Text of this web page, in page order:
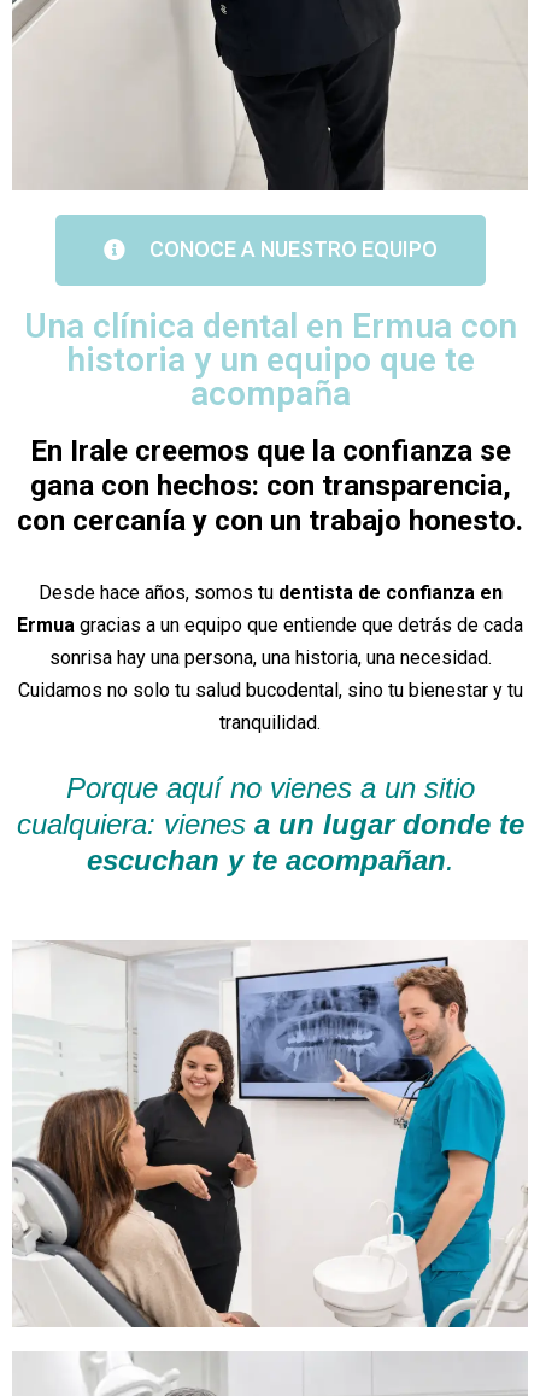
CONOCE A NUESTRO EQUIPO
Una clínica dental en Ermua con
historia y un equipo que te
acompaña
En Irale creemos que la confianza se
gana con hechos: con transparencia,
con cercanía y con un trabajo honesto.
Desde hace años, somos tu dentista de confianza en
Ermua gracias a un equipo que entiende que detrás de cada
sonrisa hay una persona, una historia, una necesidad.
Cuidamos no solo tu salud bucodental, sino tu bienestar y tu
tranquilidad.
Porque aquí no vienes a un sitio
cualquiera: vienes a un lugar donde te
escuchan y te acompañan.